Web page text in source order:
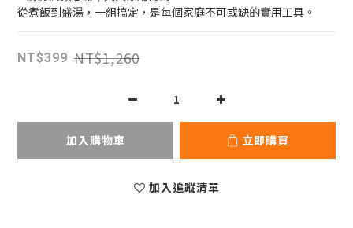
從煮飯到盛湯，一組搞定，是每個家庭不可或缺的實用工具。
NT$399 NT$1,260
加入購物車 立即購買
加入追蹤清單